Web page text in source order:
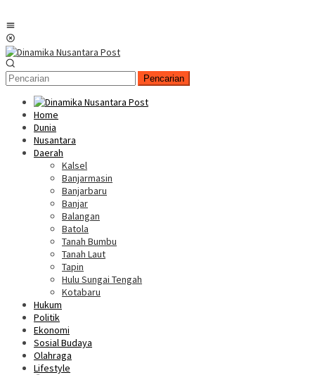
Pencarian
Home
Dunia
Nusantara
Daerah
Kalsel
Banjarmasin
Banjarbaru
Banjar
Balangan
Batola
Tanah Bumbu
Tanah Laut
Tapin
Hulu Sungai Tengah
Kotabaru
Hukum
Politik
Ekonomi
Sosial Budaya
Olahraga
Lifestyle